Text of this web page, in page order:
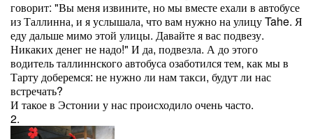
говорит: "Вы меня извините, но мы вместе ехали в автобусе
из Таллинна, и я услышала, что вам нужно на улицу Tahe. Я
еду дальше мимо этой улицы. Давайте я вас подвезу.
Никаких денег не надо!" И да, подвезла. А до этого
водитель таллиннского автобуса озаботился тем, как мы в
Тарту доберемся: не нужно ли нам такси, будут ли нас
встречать?
И такое в Эстонии у нас происходило очень часто.
2.